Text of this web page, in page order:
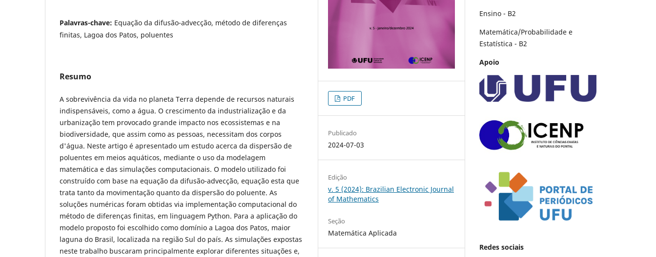
Palavras-chave: Equação da difusão-advecção, método de diferenças
finitas, Lagoa dos Patos, poluentes
Resumo
A sobrevivência da vida no planeta Terra depende de recursos naturais
indispensáveis, como a água. O crescimento da industrialização e da
urbanização tem provocado grande impacto nos ecossistemas e na
biodiversidade, que assim como as pessoas, necessitam dos corpos
d'água. Neste artigo é apresentado um estudo acerca da dispersão de
poluentes em meios aquáticos, mediante o uso da modelagem
matemática e das simulações computacionais. O modelo utilizado foi
construído com base na equação da difusão-advecção, equação esta que
trata tanto da movimentação quanto da dispersão do poluente. As
soluções numéricas foram obtidas via implementação computacional do
método de diferenças finitas, em linguagem Python. Para a aplicação do
modelo proposto foi escolhido como domínio a Lagoa dos Patos, maior
laguna do Brasil, localizada na região Sul do país. As simulações expostas
neste trabalho buscaram principalmente explorar diferentes situações e,
PDF
Publicado
2024-07-03
Edição
v. 5 (2024): Brazilian Electronic Journal
of Mathematics
Seção
Matemática Aplicada
Ensino - B2
Matemática/Probabilidade e
Estatística - B2
Apoio
Redes sociais